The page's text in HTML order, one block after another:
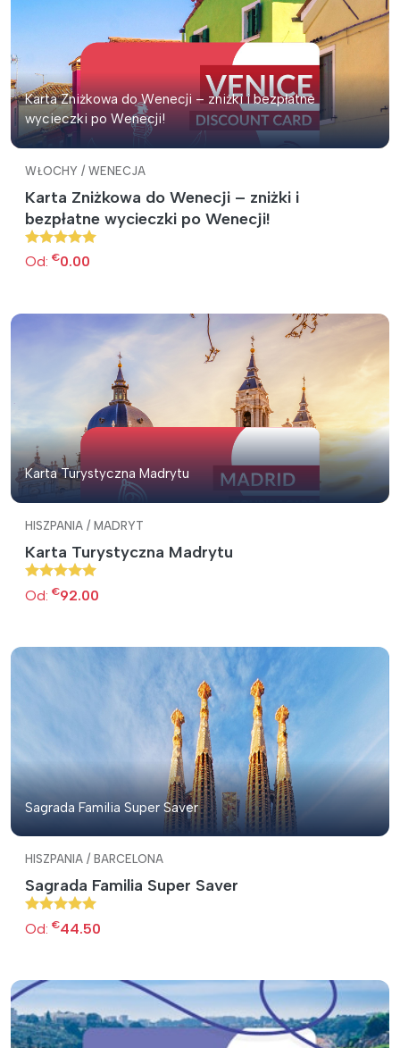
Karta Zniżkowa do Wenecji – zniżki i bezpłatne
wycieczki po Wenecji!
WŁOCHY / WENECJA
Karta Zniżkowa do Wenecji – zniżki i
bezpłatne wycieczki po Wenecji!
Od: €0.00
Karta Turystyczna Madrytu
HISZPANIA / MADRYT
Karta Turystyczna Madrytu
Od: €92.00
Sagrada Familia Super Saver
HISZPANIA / BARCELONA
Sagrada Familia Super Saver
Od: €44.50